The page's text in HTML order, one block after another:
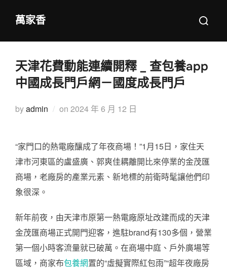
萬家香
Search
天津花費動能連續開釋 _ 查包養app
中國成長門戶網－國度成長門戶
byadmin on Posted
2024 年 6 月 12 日
“家門口的熱電廠釀成了年夜商場！”1月15日，家住天
津市河東區的盧盛廣、郭爽佳耦離開比來停業的金茂匯
商場，老廠房的產業元素、新地標的前衛時髦讓他們印
象很深。
新年前夜，由天津市原第一熱電廠原址改建而成的天津
金茂匯商場正式開門迎客，進駐brand有130多個，營業
第一個小時客流量就已破萬。在商場中庭、戶外廣場等
區域，商家布包養網置的“虛擬實際紅包雨”“超年夜廠房